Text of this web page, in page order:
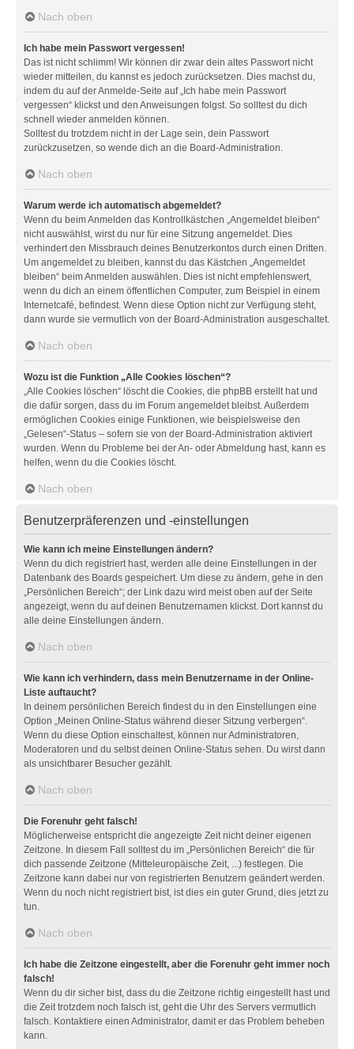
Nach oben
Ich habe mein Passwort vergessen!
Das ist nicht schlimm! Wir können dir zwar dein altes Passwort nicht
wieder mitteilen, du kannst es jedoch zurücksetzen. Dies machst du,
indem du auf der Anmelde-Seite auf „Ich habe mein Passwort
vergessen“ klickst und den Anweisungen folgst. So solltest du dich
schnell wieder anmelden können.
Solltest du trotzdem nicht in der Lage sein, dein Passwort
zurückzusetzen, so wende dich an die Board-Administration.
Nach oben
Warum werde ich automatisch abgemeldet?
Wenn du beim Anmelden das Kontrollkästchen „Angemeldet bleiben“
nicht auswählst, wirst du nur für eine Sitzung angemeldet. Dies
verhindert den Missbrauch deines Benutzerkontos durch einen Dritten.
Um angemeldet zu bleiben, kannst du das Kästchen „Angemeldet
bleiben“ beim Anmelden auswählen. Dies ist nicht empfehlenswert,
wenn du dich an einem öffentlichen Computer, zum Beispiel in einem
Internetcafé, befindest. Wenn diese Option nicht zur Verfügung steht,
dann wurde sie vermutlich von der Board-Administration ausgeschaltet.
Nach oben
Wozu ist die Funktion „Alle Cookies löschen“?
„Alle Cookies löschen“ löscht die Cookies, die phpBB erstellt hat und
die dafür sorgen, dass du im Forum angemeldet bleibst. Außerdem
ermöglichen Cookies einige Funktionen, wie beispielsweise den
„Gelesen“-Status – sofern sie von der Board-Administration aktiviert
wurden. Wenn du Probleme bei der An- oder Abmeldung hast, kann es
helfen, wenn du die Cookies löscht.
Nach oben
Benutzerpräferenzen und -einstellungen
Wie kann ich meine Einstellungen ändern?
Wenn du dich registriert hast, werden alle deine Einstellungen in der
Datenbank des Boards gespeichert. Um diese zu ändern, gehe in den
„Persönlichen Bereich“; der Link dazu wird meist oben auf der Seite
angezeigt, wenn du auf deinen Benutzernamen klickst. Dort kannst du
alle deine Einstellungen ändern.
Nach oben
Wie kann ich verhindern, dass mein Benutzername in der Online-
Liste auftaucht?
In deinem persönlichen Bereich findest du in den Einstellungen eine
Option „Meinen Online-Status während dieser Sitzung verbergen“.
Wenn du diese Option einschaltest, können nur Administratoren,
Moderatoren und du selbst deinen Online-Status sehen. Du wirst dann
als unsichtbarer Besucher gezählt.
Nach oben
Die Forenuhr geht falsch!
Möglicherweise entspricht die angezeigte Zeit nicht deiner eigenen
Zeitzone. In diesem Fall solltest du im „Persönlichen Bereich“ die für
dich passende Zeitzone (Mitteleuropäische Zeit, ...) festlegen. Die
Zeitzone kann dabei nur von registrierten Benutzern geändert werden.
Wenn du noch nicht registriert bist, ist dies ein guter Grund, dies jetzt zu
tun.
Nach oben
Ich habe die Zeitzone eingestellt, aber die Forenuhr geht immer noch
falsch!
Wenn du dir sicher bist, dass du die Zeitzone richtig eingestellt hast und
die Zeit trotzdem noch falsch ist, geht die Uhr des Servers vermutlich
falsch. Kontaktiere einen Administrator, damit er das Problem beheben
kann.